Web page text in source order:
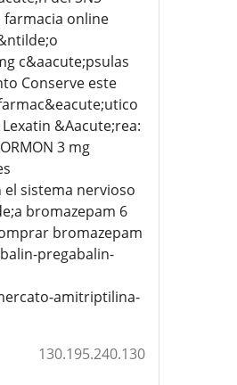
farmacia online
c&aacute;psulas
Conserve este
&Aacute;rea:
3 mg
sistema nervioso
bromazepam 6
bromazepam
pregabalin-
amitriptilina-
130.195.240.130